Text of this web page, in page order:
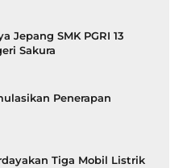
Jepang SMK PGRI 13
Sakura
Penerapan
Tiga Mobil Listrik